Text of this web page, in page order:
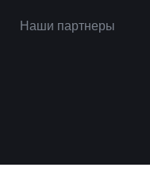
Наши партнеры